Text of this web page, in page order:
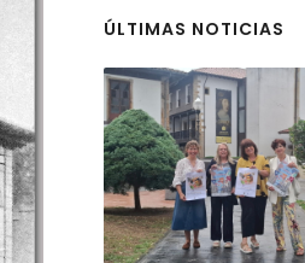
ÚLTIMAS NOTICIAS